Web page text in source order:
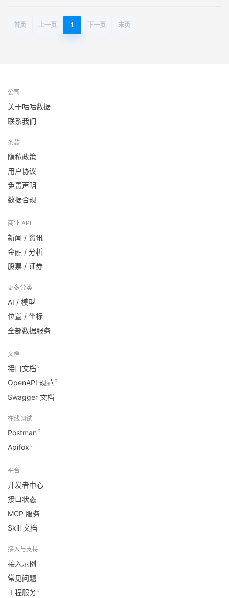
本
首页 上一页 1 下一页 末页
公司
关于咕咕数据
联系我们
条款
隐私政策
用户协议
免责声明
数据合规
商业 API
新闻 / 资讯
金融 / 分析
股票 / 证券
更多分类
AI / 模型
位置 / 坐标
全部数据服务
文档
接口文档
OpenAPI 规范
Swagger 文档
在线调试
Postman
Apifox
平台
开发者中心
接口状态
MCP 服务
Skill 文档
接入与支持
接入示例
常见问题
工程服务